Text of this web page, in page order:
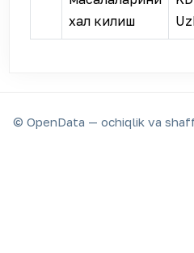
хал килиш
© OpenData — ochiqlik va